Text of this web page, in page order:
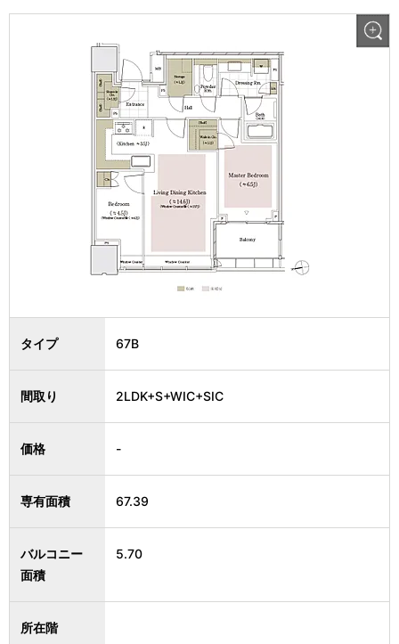
タイプ 67B
間取り 2LDK+S+WIC+SIC
価格 -
専有面積 67.39
バルコニー
面積
5.70
所在階